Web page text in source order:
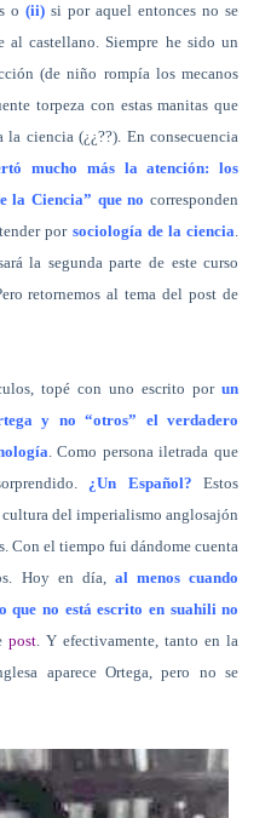
o (ii) si por aquel entonces no se
al castellano. Siempre he sido un
(de niño rompía los mecanos
torpeza con estas manitas que
ciencia (¿¿??). En consecuencia
mucho más la atención: los
la Ciencia” que no corresponden
por sociología de la ciencia.
la segunda parte de este curso
retornemos al tema del post de
topé con uno escrito porun
y no “otros” el verdadero
. Como persona iletrada que
¿Un Español? Estos
del imperialismo anglosajón
Con el tiempo fui dándome cuenta
Hoy en día, al menos cuando
que no está escrito en suahili no
post. Y efectivamente, tanto en la
aparece Ortega, pero no se